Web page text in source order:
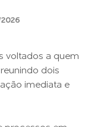
voltados a quem
dois
imediata e